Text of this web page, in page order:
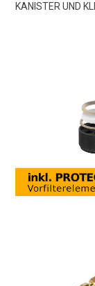
KANISTER UND